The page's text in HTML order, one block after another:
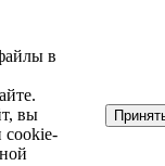
в
вы
cookie-